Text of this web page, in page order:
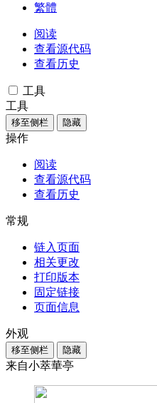
繁體
阅读
查看源代码
查看历史
工具
工具
移至侧栏 隐藏
操作
阅读
查看源代码
查看历史
常规
链入页面
相关更改
打印版本
固定链接
页面信息
外观
移至侧栏 隐藏
来自小萃華亭